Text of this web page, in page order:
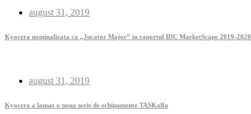
august 31, 2019
Kyocera nominalizata ca „Jucator Major” in raportul IDC MarketScape 2019-2020
august 31, 2019
Kyocera a lansat o noua serie de echipamente TASKalfa